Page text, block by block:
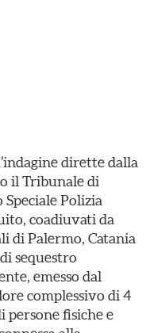
dirette dalla
il Tribunale di
Polizia
coadiuvati da
di Palermo, Catania
sequestro
emesso dal
complessivo di 4
fisiche e